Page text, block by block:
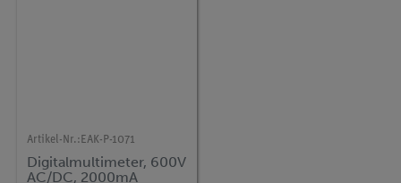
Artikel-Nr.: EAK-P-1071
Digitalmultimeter, 600V
AC/DC, 2000mA